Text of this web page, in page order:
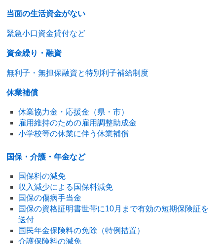
当面の生活資金がない
緊急小口資金貸付など
資金繰り・融資
無利子・無担保融資と特別利子補給制度
休業補償
休業協力金・応援金（県・市）
雇用維持のための雇用調整助成金
小学校等の休業に伴う休業補償
国保・介護・年金など
国保料の減免
収入減少による国保料減免
国保の傷病手当金
国保の資格証明書世帯に10月まで有効の短期保険証を
送付
国民年金保険料の免除（特例措置）
介護保険料の減免